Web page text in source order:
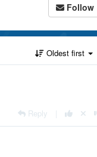
Follow
Oldest first
Reply